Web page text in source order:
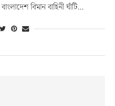
বিমান বাহিনী ঘাঁটি…